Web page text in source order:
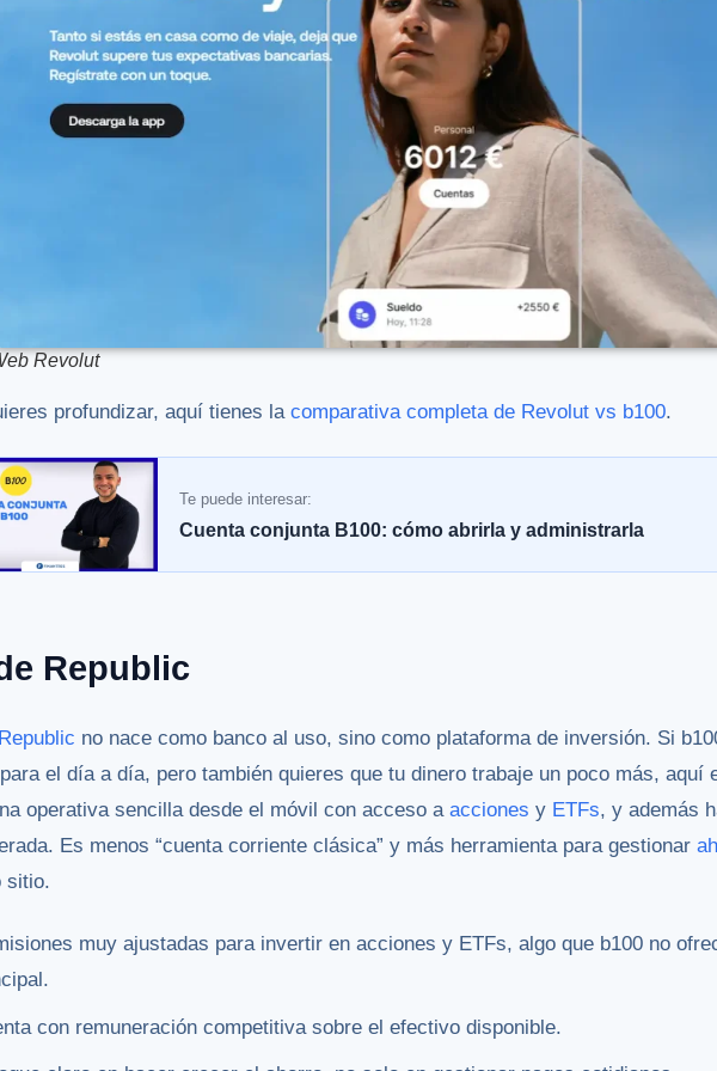
Revolut
profundizar, aquí tienes la comparativa completa de Revolut vs b100.
Te puede interesar:
Cuenta conjunta B100: cómo abrirla y administrarla
Republic
no nace como banco al uso, sino como plataforma de inversión. Si
el día a día, pero también quieres que tu dinero trabaje un poco más, aquí
operativa sencilla desde el móvil con acceso a acciones y ETFs, y además
Es menos “cuenta corriente clásica” y más herramienta para gestionar
sitio.
muy ajustadas para invertir en acciones y ETFs, algo que b100 no
con remuneración competitiva sobre el efectivo disponible.